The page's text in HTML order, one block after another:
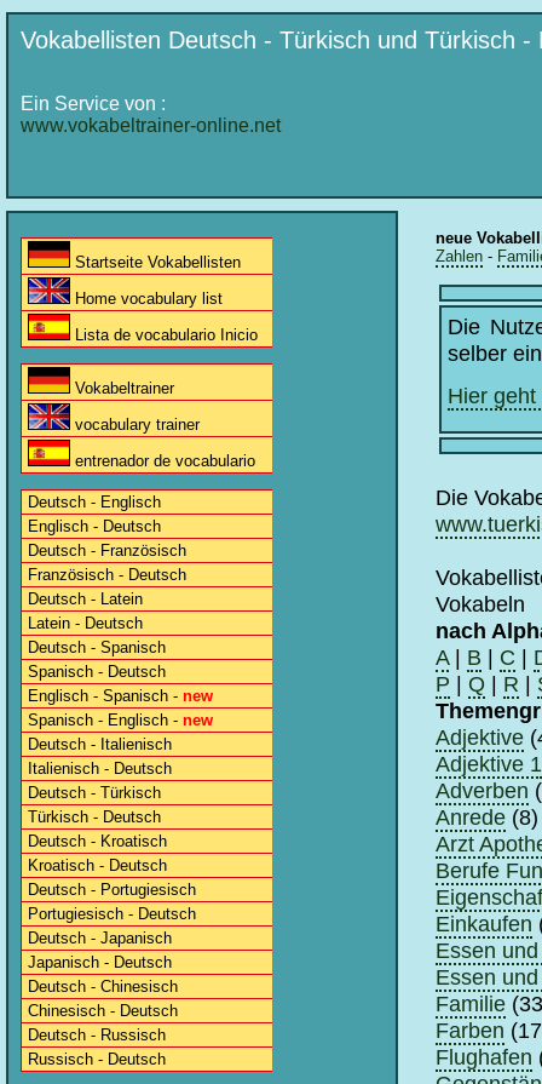
Vokabellisten Deutsch - Türkisch und Türkisch -
Ein Service von :
www.vokabeltrainer-online.net
Startseite Vokabellisten
Home vocabulary list
Lista de vocabulario Inicio
Vokabeltrainer
vocabulary trainer
entrenador de vocabulario
Deutsch - Englisch
Englisch - Deutsch
Deutsch - Französisch
Französisch - Deutsch
Deutsch - Latein
Latein - Deutsch
Deutsch - Spanisch
Spanisch - Deutsch
Englisch - Spanisch - new
Spanisch - Englisch - new
Deutsch - Italienisch
Italienisch - Deutsch
Deutsch - Türkisch
Türkisch - Deutsch
Deutsch - Kroatisch
Kroatisch - Deutsch
Deutsch - Portugiesisch
Portugiesisch - Deutsch
Deutsch - Japanisch
Japanisch - Deutsch
Deutsch - Chinesisch
Chinesisch - Deutsch
Deutsch - Russisch
Russisch - Deutsch
neue
Zahlen -
Die
selber
Hier
Die
Vokabeln
nach
A| B | C |
P | Q | R |
Adjektive
Adjektive 1
Adverben
Anrede (8)
Arzt
Berufe
Einkaufen
Essen
Essen
Familie
Farben
Flughafen